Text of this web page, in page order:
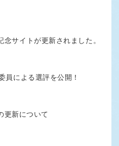
念サイトが更新されました。
による選評を公開！
更新について